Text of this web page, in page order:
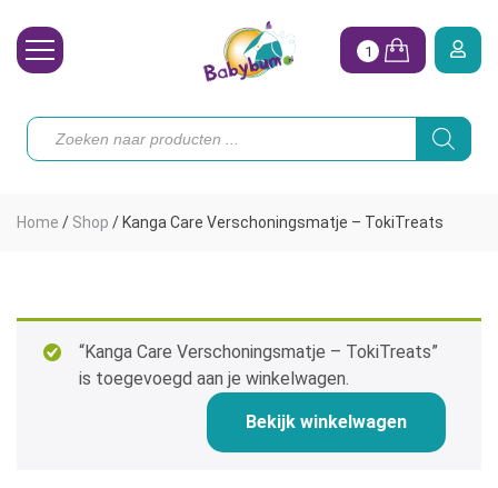
Toebehoren
Onze merken
Hoe begin ik?
1
Producten
zoeken
Home / Shop / Kanga Care Verschoningsmatje – TokiTreats
“Kanga Care Verschoningsmatje – TokiTreats”
is toegevoegd aan je winkelwagen.
Bekijk winkelwagen